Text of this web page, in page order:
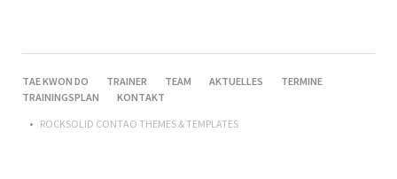
NAVIGATION
ÜBERSPRINGEN
TAE KWON DO TRAINER TEAM AKTUELLES
TERMINE
TRAININGSPLAN
KONTAKT
ROCKSOLID CONTAO THEMES & TEMPLATES